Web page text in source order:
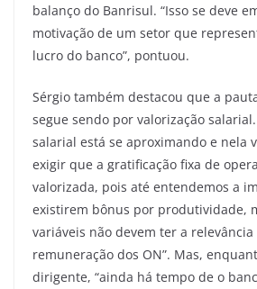
balanço do Banrisul. “Isso se deve
motivação de um setor que
lucro do banco”, pontuou.
Sérgio também destacou que a
segue sendo por valorização
salarial está se aproximando e nela
exigir que a gratificação fixa de
valorizada, pois até entendemos a
existirem bônus por produtividade,
variáveis não devem ter a
remuneração dos ON”. Mas,
dirigente, “ainda há tempo de o